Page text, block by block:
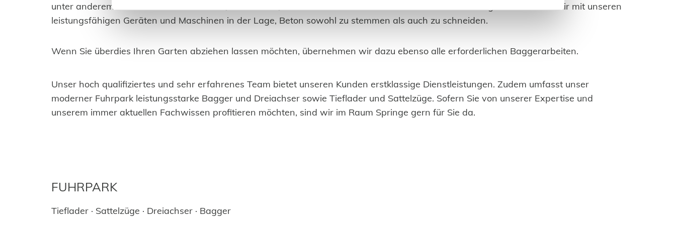
unter anderem mit dem Abriss von Beton, Mauerwerk, Holzkonstruktionen und Stahlaufbauten beauftragen. Dabei sind wir mit unseren
leistungsfähigen Geräten und Maschinen in der Lage, Beton sowohl zu stemmen als auch zu schneiden.
Wenn Sie überdies Ihren Garten abziehen lassen möchten, übernehmen wir dazu ebenso alle erforderlichen Baggerarbeiten.
Unser hoch qualifiziertes und sehr erfahrenes Team bietet unseren Kunden erstklassige Dienstleistungen. Zudem umfasst unser
moderner Fuhrpark leistungsstarke Bagger und Dreiachser sowie Tieflader und Sattelzüge. Sofern Sie von unserer Expertise und
unserem immer aktuellen Fachwissen profitieren möchten, sind wir im Raum Springe gern für Sie da.
FUHRPARK
Tieflader · Sattelzüge · Dreiachser · Bagger